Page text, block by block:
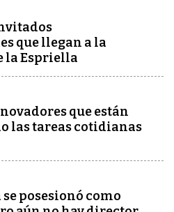
que llegan a la
la Espriella
que están
las tareas cotidianas
posesionó como